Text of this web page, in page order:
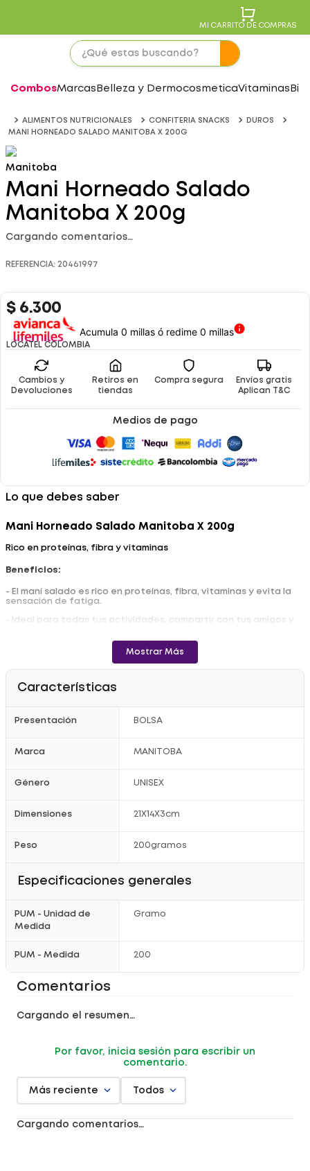
MI CARRITO DE COMPRAS
CombosMarcas Belleza y DermocosmeticaVitaminas
ALIMENTOS NUTRICIONALES CONFITERIA SNACKS
DUROS
MANI HORNEADO SALADO MANITOBA X 200G
Manitoba
Mani Horneado Salado
Manitoba X 200g
Cargando comentarios…
REFERENCIA: 20461997
$ 6.300
Acumula 0 millas ó redime 0 millas
LOCATEL COLOMBIA
Cambios y
Devoluciones
Retiros en
tiendas
Compra segura
Envíos gratis
Aplican T&C
Medios de pago
Lo que debes saber
Mani Horneado Salado Manitoba X 200g
Rico en proteínas, fibra y vitaminas
Beneficios:
- El maní salado es rico en proteínas, fibra, vitaminas y evita la
sensación de fatiga.
- Ideal para todas tus actividades, compartir con tus amigos y
Registro Sanitario: RSIAV21M04689
Mostrar Más
Características
Presentación BOLSA
Marca MANITOBA
Género UNISEX
Dimensiones 21X14X3cm
Peso 200gramos
Especificaciones generales
PUM - Unidad de
Medida
Gramo
PUM - Medida 200
Comentarios
Cargando el resumen…
Por favor, inicia sesión para escribir un
comentario.
Más reciente Todos
Cargando comentarios…